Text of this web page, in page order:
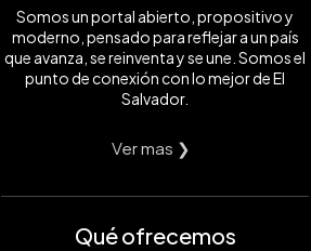
Somos un portal abierto, propositivo y
moderno, pensado para reflejar a un país
que avanza, se reinventa y se une. Somos el
punto de conexión con lo mejor de El
Salvador.
Ver mas ❯
Qué ofrecemos